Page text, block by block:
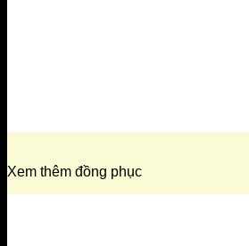
Xem thêm đồng phục